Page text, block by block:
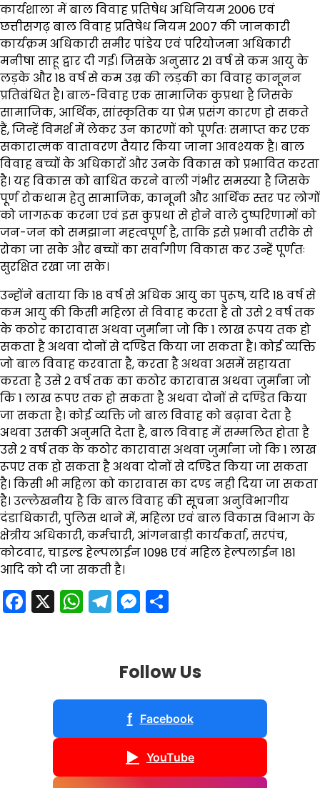
कार्यशाला में बाल विवाह प्रतिषेध अधिनियम 2006 एवं
छत्तीसगढ़ बाल विवाह प्रतिषेध नियम 2007 की जानकारी
कार्यक्रम अधिकारी समीर पांडेय एवं परियोजना अधिकारी
मनीषा साहू द्वार दी गई। जिसके अनुसार 21 वर्ष से कम आयु के
लड़के और 18 वर्ष से कम उम्र की लड़की का विवाह कानूनन
प्रतिबंधित है। बाल-विवाह एक सामाजिक कुप्रथा है जिसके
सामाजिक, आर्थिक, सांस्कृतिक या प्रेम प्रसंग कारण हो सकते
हैं, जिन्हें विमर्श में लेकर उन कारणों को पूर्णतः समाप्त कर एक
सकारात्मक वातावरण तैयार किया जाना आवश्यक है। बाल
विवाह बच्चों के अधिकारों और उनके विकास को प्रभावित करता
है। यह विकास को बाधित करने वाली गंभीर समस्या है जिसके
पूर्ण रोकथाम हेतु सामाजिक, कानूनी और आर्थिक स्तर पर लोगों
को जागरूक करना एवं इस कुप्रथा से होने वाले दुष्परिणामों को
जन-जन को समझाना महत्वपूर्ण है, ताकि इसे प्रभावी तरीके से
रोका जा सके और बच्चों का सर्वांगीण विकास कर उन्हें पूर्णतः
सुरक्षित रखा जा सके।
उन्होंने बताया कि 18 वर्ष से अधिक आयु का पुरूष, यदि 18 वर्ष से
कम आयु की किसी महिला से विवाह करता है तो उसे 2 वर्ष तक
के कठोर कारावास अथवा जुर्माना जो कि 1 लाख रूपय तक हो
सकता है अथवा दोनों से दण्डित किया जा सकता है। कोई व्यक्ति
जो बाल विवाह करवाता है, करता है अथवा असमें सहायता
करता है उसे 2 वर्ष तक का कठोर कारावास अथवा जुर्माना जो
कि 1 लाख रूपए तक हो सकता है अथवा दोनों से दण्डित किया
जा सकता है। कोई व्यक्ति जो बाल विवाह को बढ़ावा देता है
अथवा उसकी अनुमति देता है, बाल विवाह में सम्मलित होता है
उसे 2 वर्ष तक के कठोर कारावास अथवा जुर्माना जो कि 1 लाख
रूपए तक हो सकता है अथवा दोनों से दण्डित किया जा सकता
है। किसी भी महिला को कारावास का दण्ड नही दिया जा सकता
है। उल्लेखनीय है कि बाल विवाह की सूचना अनुविभागीय
दंडाधिकारी, पुलिस थाने में, महिला एवं बाल विकास विभाग के
क्षेत्रीय अधिकारी, कर्मचारी, आंगनबाड़ी कार्यकर्ता, सरपंच,
कोटवार, चाइल्ड हेल्पलाईन 1098 एवं महिल हेल्पलाईन 181
आदि को दी जा सकती है।
Facebook
X WhatsApp
Telegram
Messenger
Follow Us
f Facebook
▶ YouTube